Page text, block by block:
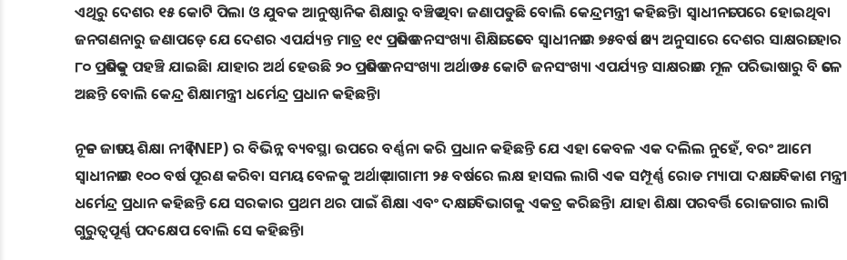
ଏଥିରୁ ଦେଶର ୧୫ କୋଟି ପିଲା ଓ ଯୁବକ ଆନୁଷ୍ଠାନିକ ଶିକ୍ଷାରୁ ବଞ୍ଚିତ ଥିବା ଜଣାପଡୁଛି ବୋଲି କେନ୍ଦ୍ରମନ୍ତ୍ରୀ କହିଛନ୍ତି। ସ୍ୱାଧୀନତା ପରେ ହୋଇଥିବା
ଜନଗଣନାରୁ ଜଣାପଡ଼େ ଯେ ଦେଶର ଏପର୍ଯ୍ୟନ୍ତ ମାତ୍ର ୧୯ ପ୍ରତିଶତ ଜନସଂଖ୍ୟା ଶିକ୍ଷିତ। ତେବେ ସ୍ୱାଧୀନତାର ୭୫ବର୍ଷ ତଥ୍ୟ ଅନୁସାରେ ଦେଶର ସାକ୍ଷରତା ହାର
୮୦ ପ୍ରତିଶତକୁ ପହଞ୍ଚି ଯାଇଛି। ଯାହାର ଅର୍ଥ ହେଉଛି ୨୦ ପ୍ରତିଶତ ଜନସଂଖ୍ୟା ଅର୍ଥାତ ୨୫ କୋଟି ଜନସଂଖ୍ୟା ଏପର୍ଯ୍ୟନ୍ତ ସାକ୍ଷରତାର ମୂଳ ପରିଭାଷାରୁ ବି ତଳେ
ଅଛନ୍ତି ବୋଲି କେନ୍ଦ୍ର ଶିକ୍ଷାମନ୍ତ୍ରୀ ଧର୍ମେନ୍ଦ୍ର ପ୍ରଧାନ କହିଛନ୍ତି।
ନୂତନ ଜାତୀୟ ଶିକ୍ଷା ନୀତି (NEP) ର ବିଭିନ୍ନ ବ୍ୟବସ୍ଥା ଉପରେ ବର୍ଣ୍ଣନା କରି ପ୍ରଧାନ କହିଛନ୍ତି ଯେ ଏହା କେବଳ ଏକ ଦଲିଲ ନୁହେଁ, ବରଂ ଆମେ
ସ୍ୱାଧୀନତାର ୧୦୦ ବର୍ଷ ପୂରଣ କରିବା ସମୟ ବେଳକୁ ଅର୍ଥାତ୍ ଆଗାମୀ ୨୫ ବର୍ଷରେ ଲକ୍ଷ ହାସଲ ଲାଗି ଏକ ସମ୍ପୂର୍ଣ୍ଣ ରୋଡ ମ୍ୟାପ। ଦକ୍ଷତା ବିକାଶ ମନ୍ତ୍ରୀ
ଧର୍ମେନ୍ଦ୍ର ପ୍ରଧାନ କହିଛନ୍ତି ଯେ ସରକାର ପ୍ରଥମ ଥର ପାଇଁ ଶିକ୍ଷା ଏବଂ ଦକ୍ଷତା ବିଭାଗକୁ ଏକତ୍ର କରିଛନ୍ତି। ଯାହା ଶିକ୍ଷା ପରବର୍ତ୍ତି ରୋଜଗାର ଲାଗି
ଗୁରୁତ୍ୱପୂର୍ଣ୍ଣ ପଦକ୍ଷେପ ବୋଲି ସେ କହିଛନ୍ତି।